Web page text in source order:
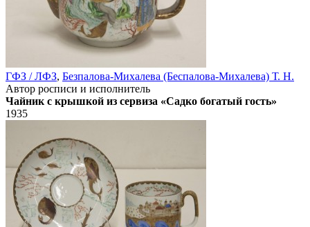
ГФЗ / ЛФЗ, Безпалова-Михалева (Беспалова-Михалева) Т. Н.
Автор росписи и исполнитель
Чайник с крышкой из сервиза «Садко богатый гость»
1935